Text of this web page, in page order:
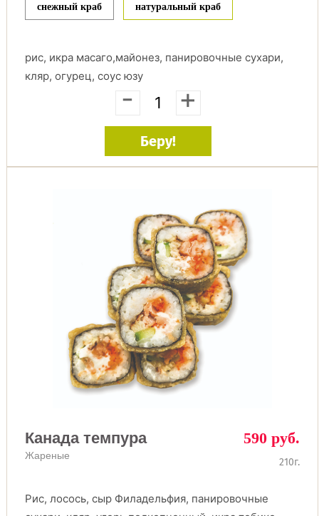
снежный краб натуральный краб
рис, икра масаго,майонез, панировочные сухари,
кляр, огурец, соус юзу
- +
Беру!
Канада темпура
Жареные
590 руб.
210г.
Рис, лосось, сыр Филадельфия, панировочные